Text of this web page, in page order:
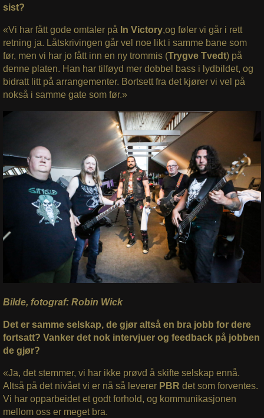
sist?
«Vi har fått gode omtaler på In Victory,og føler vi går i rett
retning ja. Låtskrivingen går vel noe likt i samme bane som
før, men vi har jo fått inn en ny trommis (Trygve Tvedt) på
denne platen. Han har tilføyd mer dobbel bass i lydbildet, og
bidratt litt på arrangementer. Bortsett fra det kjører vi vel på
nokså i samme gate som før.»
Bilde, fotograf: Robin Wick
Det er samme selskap, de gjør altså en bra jobb for dere
fortsatt? Vanker det nok intervjuer og feedback på jobben
de gjør?
«Ja, det stemmer, vi har ikke prøvd å skifte selskap ennå.
Altså på det nivået vi er nå så leverer PBR det som forventes.
Vi har opparbeidet et godt forhold, og kommunikasjonen
mellom oss er meget bra.